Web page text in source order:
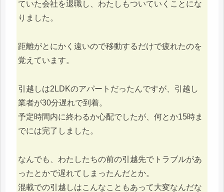
ていた会社を退職し、わたしもついていくことにな
りました。
距離がとにかく遠いので移動するだけで疲れたのを
覚えています。
引越しは2LDKのアパートだったんですが、引越し
業者が30分遅れで到着。
予定時間内に終わるか心配でしたが、何とか15時ま
でには完了しました。
なんでも、わたしたちの前の引越先でトラブルがあ
ったとかで遅れてしまったんだとか。
混載での引越しはこんなこともあって大変なんだな